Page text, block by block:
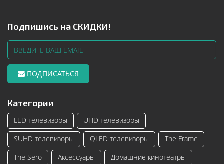
Подпишись на СКИДКИ!
ПОДПИСАТЬСЯ
Категории
LED телевизоры
UHD телевизоры
SUHD телевизоры
QLED телевизоры
The Frame
The Sero
Аксессуары
Домашние кинотеатры